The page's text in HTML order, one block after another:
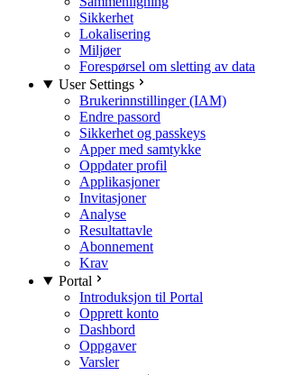
Sikkerhet
Lokalisering
Miljøer
Forespørsel om sletting av data
User Settings
Brukerinnstillinger (IAM)
Endre passord
Sikkerhet og passkeys
Apper med samtykke
Oppdater profil
Applikasjoner
Invitasjoner
Analyse
Resultattavle
Abonnement
Krav
Portal
Introduksjon til Portal
Opprett konto
Dashbord
Oppgaver
Varsler